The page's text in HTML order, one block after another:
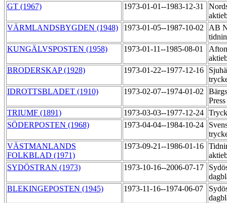
GT (1967)
1973-01-01--1983-12-31
VÄRMLANDSBYGDEN (1948)
1973-01-05--1987-10-02
AB
KUNGÄLVSPOSTEN (1958)
1973-01-11--1985-08-01
BRODERSKAP (1928)
1973-01-22--1977-12-16
IDROTTSBLADET (1910)
1973-02-07--1974-01-02
Press
TRIUMF (1891)
1973-03-03--1977-12-24
SÖDERPOSTEN (1968)
1973-04-04--1984-10-24
VÄSTMANLANDS
FOLKBLAD (1971)
1973-09-21--1986-01-16
SYDÖSTRAN (1973)
1973-10-16--2006-07-17
BLEKINGEPOSTEN (1945)
1973-11-16--1974-06-07